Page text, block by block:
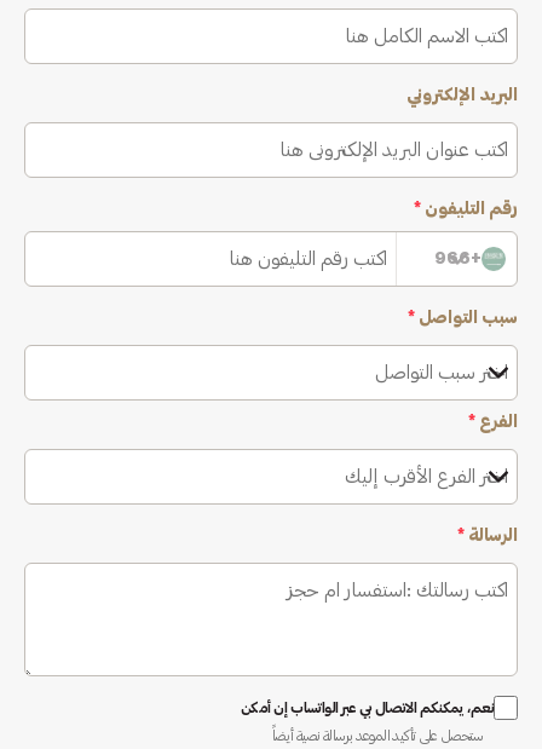
البريد الإلكتروني
رقم التليفون *
+966
سبب التواصل *
اختر سبب التواصل
الفرع *
اختر الفرع الأقرب إليك
الرسالة *
نعم، يمكنكم الاتصال بي عبر الواتساب إن أمكن
ستحصل على تأكيد الموعد برسالة نصية أيضاً